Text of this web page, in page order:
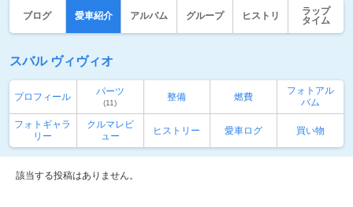
ブログ 愛車紹介 アルバム グループ ヒストリ
ラップ
タイム
スバル ヴィヴィオ
プロフィール パーツ
(11)
整備 燃費
フォトアル
バム
フォトギャラ
リー
クルマレビ
ュー
ヒストリー 愛車ログ 買い物
該当する投稿はありません。